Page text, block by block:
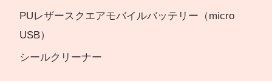
PUレザースクエアモバイルバッテリー（micro
USB）
シールクリーナー